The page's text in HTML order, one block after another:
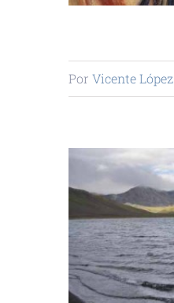
Por Vicente López